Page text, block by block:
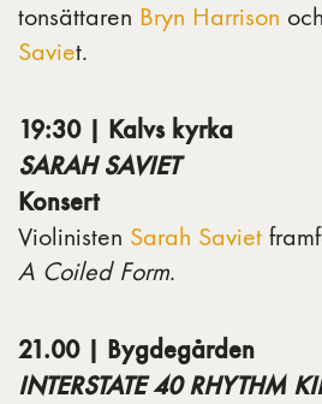
tonsättaren Bryn Harrison
Saviet.
19:30 | Kalvs kyrka
SARAH SAVIET
Konsert
Violinisten Sarah Saviet
A Coiled Form.
21.00 | Bygdegården
INTERSTATE 40 RHYTHM